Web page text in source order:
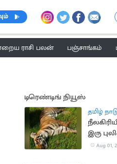
ராசி பலன் பஞ்சாங்கம்
டிரெண்டிங் நியூஸ்
தமிழ்
இரு
Aug 01,